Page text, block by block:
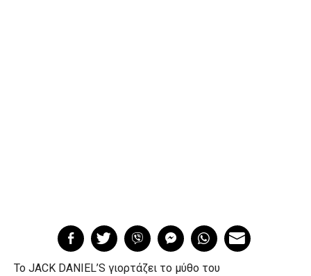
To JACK DANIEL’S γιορτάζει το μύθο του